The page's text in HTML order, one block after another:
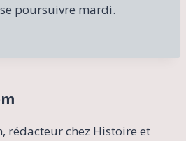
poursuivre mardi.
rédacteur chez Histoire et